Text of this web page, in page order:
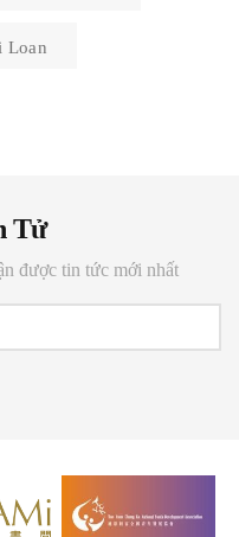
Loan
Tử
được tin tức mới nhất